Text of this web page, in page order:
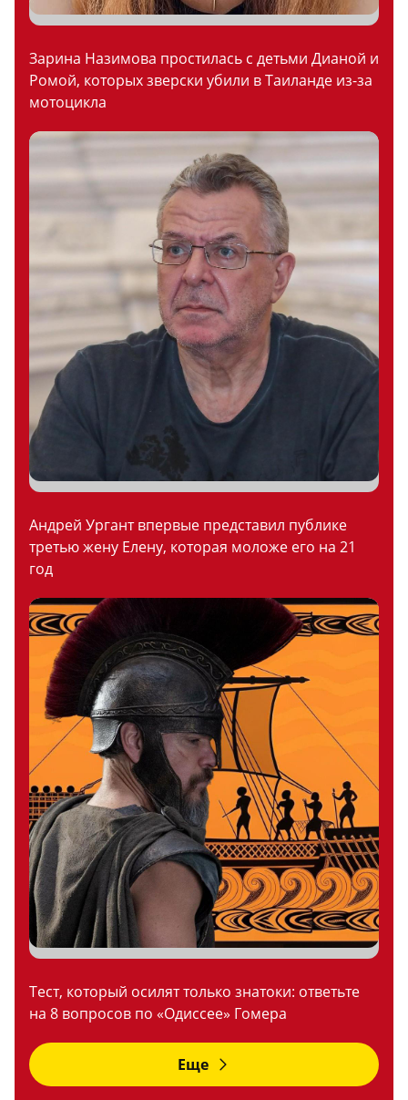
Зарина Назимова простилась с детьми Дианой и
Ромой, которых зверски убили в Таиланде из-за
мотоцикла
Андрей Ургант впервые представил публике
третью жену Елену, которая моложе его на 21
год
Тест, который осилят только знатоки: ответьте
на 8 вопросов по «Одиссее» Гомера
Еще